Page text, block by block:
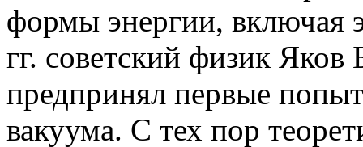
формы энергии, включая
гг. советский физик
предпринял первые
вакуума. С тех пор